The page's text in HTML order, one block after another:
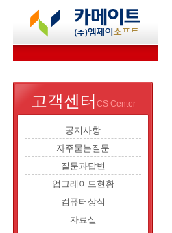
고객센터 CS Center
공지사항
자주묻는질문
질문과답변
업그레이드현황
컴퓨터상식
자료실